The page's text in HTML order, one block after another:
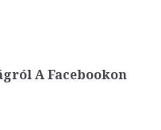
A Facebookon